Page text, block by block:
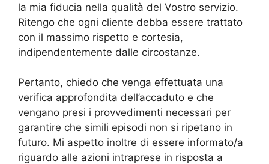
la mia fiducia nella qualità del Vostro servizio.
Ritengo che ogni cliente debba essere trattato
con il massimo rispetto e cortesia,
indipendentemente dalle circostanze.
Pertanto, chiedo che venga effettuata una
verifica approfondita dell’accaduto e che
vengano presi i provvedimenti necessari per
garantire che simili episodi non si ripetano in
futuro. Mi aspetto inoltre di essere informato/a
riguardo alle azioni intraprese in risposta a